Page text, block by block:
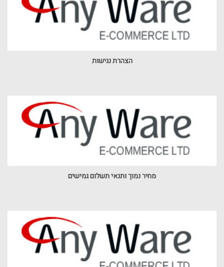
הצהרת נגישות
מחיר נמוך ותנאי תשלום גמישים